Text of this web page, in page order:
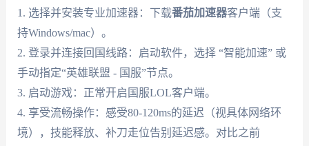
1. 选择并安装专业加速器：下载番茄加速器客户端（支
持Windows/mac）。
2. 登录并连接回国线路：启动软件，选择 “智能加速” 或
手动指定“英雄联盟 - 国服”节点。
3. 启动游戏：正常开启国服LOL客户端。
4. 享受流畅操作：感受80-120ms的延迟（视具体网络环
境），技能释放、补刀走位告别延迟感。对比之前